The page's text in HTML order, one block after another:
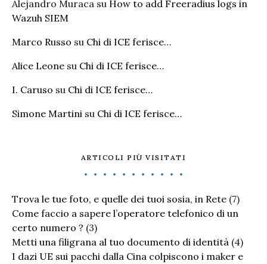
Alejandro Muraca su How to add Freeradius logs in
Wazuh SIEM
Marco Russo su Chi di ICE ferisce…
Alice Leone su Chi di ICE ferisce…
I. Caruso su Chi di ICE ferisce…
Simone Martini su Chi di ICE ferisce…
ARTICOLI PIÙ VISITATI
Trova le tue foto, e quelle dei tuoi sosia, in Rete (7)
Come faccio a sapere l’operatore telefonico di un
certo numero ? (3)
Metti una filigrana al tuo documento di identità (4)
I dazi UE sui pacchi dalla Cina colpiscono i maker e